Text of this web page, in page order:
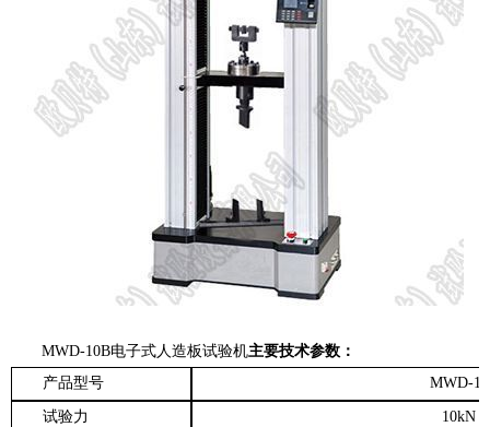
MWD-10B电子式人造板试验机主要技术参数：
产品型号
MWD-10
试验力 10kN